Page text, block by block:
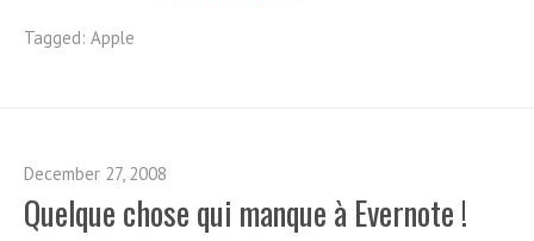
Tagged: Apple
December 27, 2008
Quelque chose qui manque à Evernote !